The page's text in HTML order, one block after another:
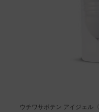
ウチワサボテン アイジェル